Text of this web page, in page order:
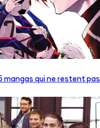
mangas qui ne restent pas